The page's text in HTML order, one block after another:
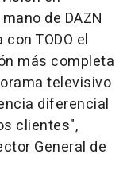
de DAZN
TODO el
más completa
televisivo
diferencial
clientes",
General de